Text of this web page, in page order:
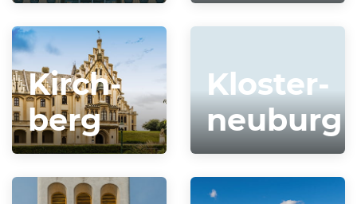
Kirch­
berg
Kloster­
neuburg